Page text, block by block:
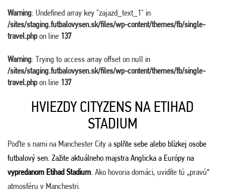
Warning: Undefined array key "zajazd_text_1" in
/sites/staging.futbalovysen.sk/files/wp-content/themes/fb/single-
travel.phpon line 137
Warning: Trying to access array offset on null in
/sites/staging.futbalovysen.sk/files/wp-content/themes/fb/single-
travel.phpon line 137
HVIEZDY CITYZENS NA ETIHAD
STADIUM
Poďte s nami na Manchester City a splňte sebe alebo blízkej osobe
futbalový sen. Zažite aktuálneho majstra Anglicka a Európy na
vypredanom Etihad Stadium. Ako hovoria domáci, uvidíte tú „pravú“
atmosféru v Manchestri.